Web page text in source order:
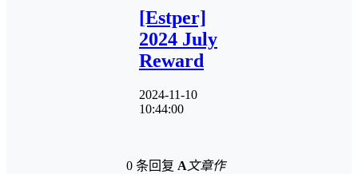
[Estper]
2024 July
Reward
2024-11-10
10:44:00
0 条回复 A 文章作